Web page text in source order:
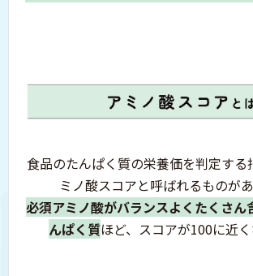
食品のたんぱく質の栄養価を判定する
ミノ酸スコアと呼ばれるものがあ
必須アミノ酸がバランスよく たくさん
んぱく質ほど、 スコアが100に近く